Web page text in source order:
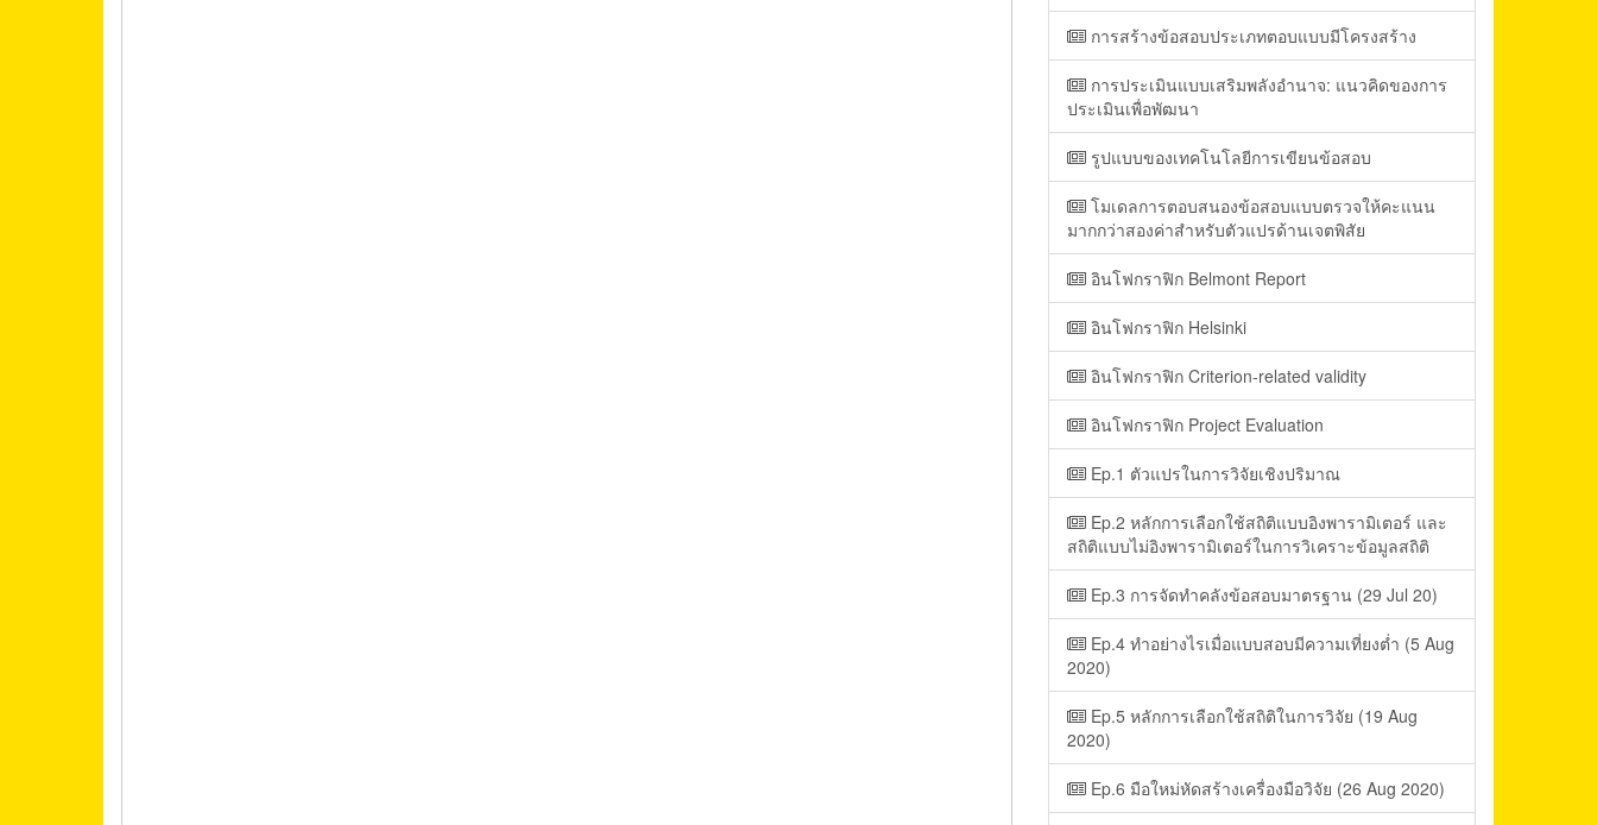
การสร้างข้อสอบประเภทตอบแบบมีโครงสร้าง
การประเมินแบบเสริมพลังอำนาจ: แนวคิดของการ
ประเมินเพื่อพัฒนา
รูปแบบของเทคโนโลยีการเขียนข้อสอบ
โมเดลการตอบสนองข้อสอบแบบตรวจให้คะแนน
มากกว่าสองค่าสำหรับตัวแปรด้านเจตพิสัย
อินโฟกราฟิก Belmont Report
อินโฟกราฟิก Helsinki
อินโฟกราฟิก Criterion-related validity
อินโฟกราฟิก Project Evaluation
Ep.1 ตัวแปรในการวิจัยเชิงปริมาณ
Ep.2 หลักการเลือกใช้สถิติแบบอิงพารามิเตอร์ และ
สถิติแบบไม่อิงพารามิเตอร์ในการวิเคราะข้อมูลสถิติ
Ep.3 การจัดทำคลังข้อสอบมาตรฐาน (29 Jul 20)
Ep.4 ทำอย่างไรเมื่อแบบสอบมีความเที่ยงต่ำ (5 Aug
2020)
Ep.5 หลักการเลือกใช้สถิติในการวิจัย (19 Aug
2020)
Ep.6 มือใหม่หัดสร้างเครื่องมือวิจัย (26 Aug 2020)